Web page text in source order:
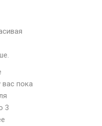
вас пока
3